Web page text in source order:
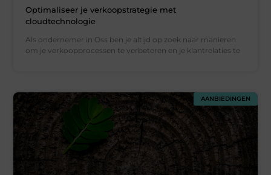
Optimaliseer je verkoopstrategie met
cloudtechnologie
Als ondernemer in Oss ben je altijd op zoek naar manieren
om je verkoopprocessen te verbeteren en je klantrelaties te
AANBIEDINGEN